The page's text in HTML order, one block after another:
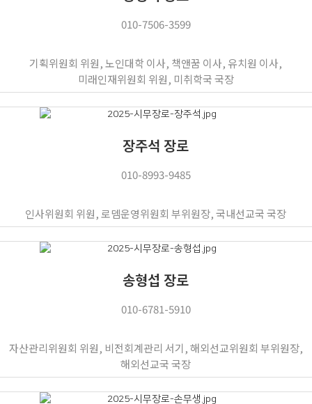
010-7506-3599
기획위원회 위원, 노인대학 이사, 책앤꿈 이사, 유치원 이사,
미래인재위원회 위원, 미취학국 국장
장주석 장로
010-8993-9485
인사위원회 위원, 로뎀운영위원회 부위원장, 국내선교국 국장
송형섭 장로
010-6781-5910
자산관리위원회 위원, 비전회계관리 서기, 해외선교위원회 부위원장,
해외선교국 국장